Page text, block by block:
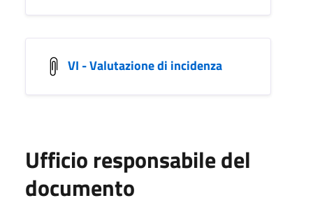
VI - Valutazione di incidenza
Ufficio responsabile del
documento